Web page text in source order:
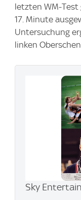
letzten WM-Test
17. Minute
Untersuchung
linken
Sky